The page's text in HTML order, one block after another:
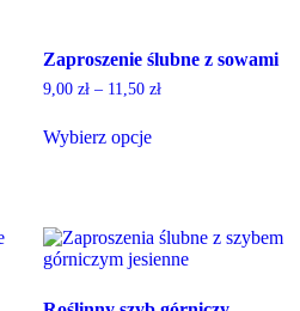
The
options
may
chosen
page
Zaproszenie ślubne z sowami
9,00 zł– 11,50 zł
Wybierz opcje
multiple
variants.
The